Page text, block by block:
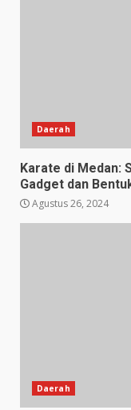
Daerah
Karate di Medan:
Gadget dan
Agustus 26, 2024
Daerah